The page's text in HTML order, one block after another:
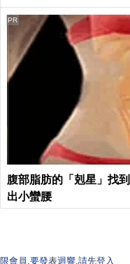
腹部脂肪的「剋星」找
出小蠻腰
PR
限會員,要發表迴響,請先登入